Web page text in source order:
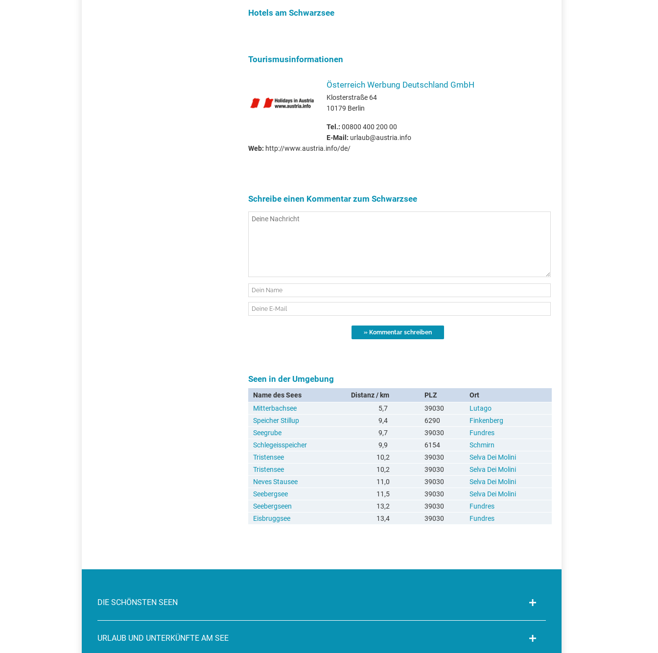
Hotels am Schwarzsee
Tourismusinformationen
Österreich Werbung Deutschland GmbH
Klosterstraße 64
10179 Berlin
Tel.: 00800 400 200 00
E-Mail: urlaub@austria.info
Web: http://www.austria.info/de/
Schreibe einen Kommentar zum Schwarzsee
Seen in der Umgebung
Name des Sees Distanz / km PLZ
Ort
Mitterbachsee
5,7 39030
Lutago
Speicher Stillup
9,4 6290
Finkenberg
Seegrube
9,7 39030
Fundres
Schlegeisspeicher
9,9 6154
Schmirn
Tristensee
10,2 39030
Selva Dei Molini
Tristensee
10,2 39030
Selva Dei Molini
Neves Stausee
11,0 39030
Selva Dei Molini
Seebergsee
11,5 39030
Selva Dei Molini
Seebergseen
13,2 39030
Fundres
Eisbruggsee
13,4 39030 Fundres
DIE SCHÖNSTEN SEEN
URLAUB UND UNTERKÜNFTE AM SEE